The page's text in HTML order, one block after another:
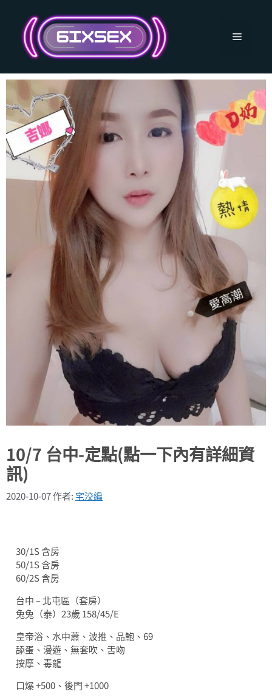
容
選
單
10/7 台中-定點(點一下內有詳細資
訊)
2020-10-07作者: 宅洨編
30/1S 含房
50/1S 含房
60/2S 含房
台中 – 北屯區（套房）
兔兔（泰）23歲 158/45/E
皇帝浴、水中蕭、波推、品鮑、69
舔蛋、漫遊、無套吹、舌吻
按摩、毒龍
口爆 +500、後門 +1000